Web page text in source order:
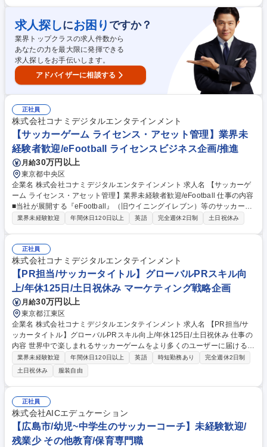
ポーツ団体とのスポンサーシップ企画立案・アクティベーション実施■売
上目標達成に向けた進行・収益管理 【仕事の魅力】情報を発信するだけで
なくファン・企業・地域をつなぎ新しい価値を創造できます。国内外の大
会開催や日本人選手の活躍を背景に関心が高まるスポーツビジネスの最前
線で活躍し部門の収益最大化を推進するやりがいがあります 募集職種 ★
二卒・スポーツ好き歓迎【企画営業】スポーツメディア「サッカーキン
グ」
求人探しにお困り ですか？
業界トップクラスの求人件数から
あなたの力を最大限に発揮できる
求人探しをお手伝いします。
アドバイザーに相談する
正社員
株式会社コナミデジタルエンタテインメント
【サッカーゲーム ライセンス・アセット管理】業界未
経験者歓迎/eFootball ライセンスビジネス企画/推進
月給30万円以上
東京都中央区
企業名 株式会社コナミデジタルエンタテインメント 求人名 【サッカーゲ
ーム ライセンス・アセット管理】業界未経験者歓迎/eFootball 仕事の内容
■当社が展開する『eFootball』（旧ウイニングイレブン）等のサッカーコ
ンテンツに登場するプロサッカー選手に関するライセンスおよびアセット
営に関するサッカーライセンスの監修及び管理業務 ■イベントやPR施策等
アクティビティに関するライセンサーとの調整、プロジェクト管理業務 募
集職種 【サッカーゲーム ライセンス・アセット管理】業界未経験者歓迎/
eFootball
業界未経験歓迎 年間休日120日以上 英語 完全週休2日制 土日祝休み
正社員
株式会社コナミデジタルエンタテインメント
【PR担当/サッカータイトル】グローバルPRスキル向
上/年休125日/土日祝休み マーケティング戦略企画
月給30万円以上
東京都江東区
企業名 株式会社コナミデジタルエンタテインメント 求人名 【PR担当/サ
ッカータイトル】グローバルPRスキル向上/年休125日/土日祝休み 仕事の
内容 世界中で楽しまれるサッカーゲームをより多くのユーザーに届けるP
R業務をお任せします。海外拠点と連携し、長年の開発・運営実績を活か
してブランド価値向上を推進します。サッカーゲーム専属を担当いただき
ます。 【詳細】※業務内容の変更範囲：当社の定める範囲※ ・サッカー
ゲームタイトルに関するプレスリリースの作成・配信 ・サッカーゲーム市
場を理解したうえでのPRプラン策定・実行 ・サッカー／ゲームメディア
とのリレーション構築、情報提供 ・サッカー選手・インフルエンサー・イ
ベント取材対応・調整 ・海外拠点PR担当との連携（グローバル展開、英
語コミュニケーション） 募集職種 【PR担当/サッカータイトル】グローバ
ルPRスキル向上/年休125日/土日祝休み
業界未経験歓迎 年間休日120日以上 英語 時短勤務あり
完全週休2日制
土日祝休み
服装自由
正社員
株式会社AICエデュケーション
【広島市/幼児~中学生のサッカーコーチ】未経験歓迎/
残業少 その他教育/保育専門職